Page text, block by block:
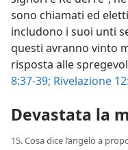
sono chiamati ed
includono i suoi unti
questi avranno vinto
risposta alle
8:37-39; Rivelazione
Devastata la
15. Cosa dice l’angelo a